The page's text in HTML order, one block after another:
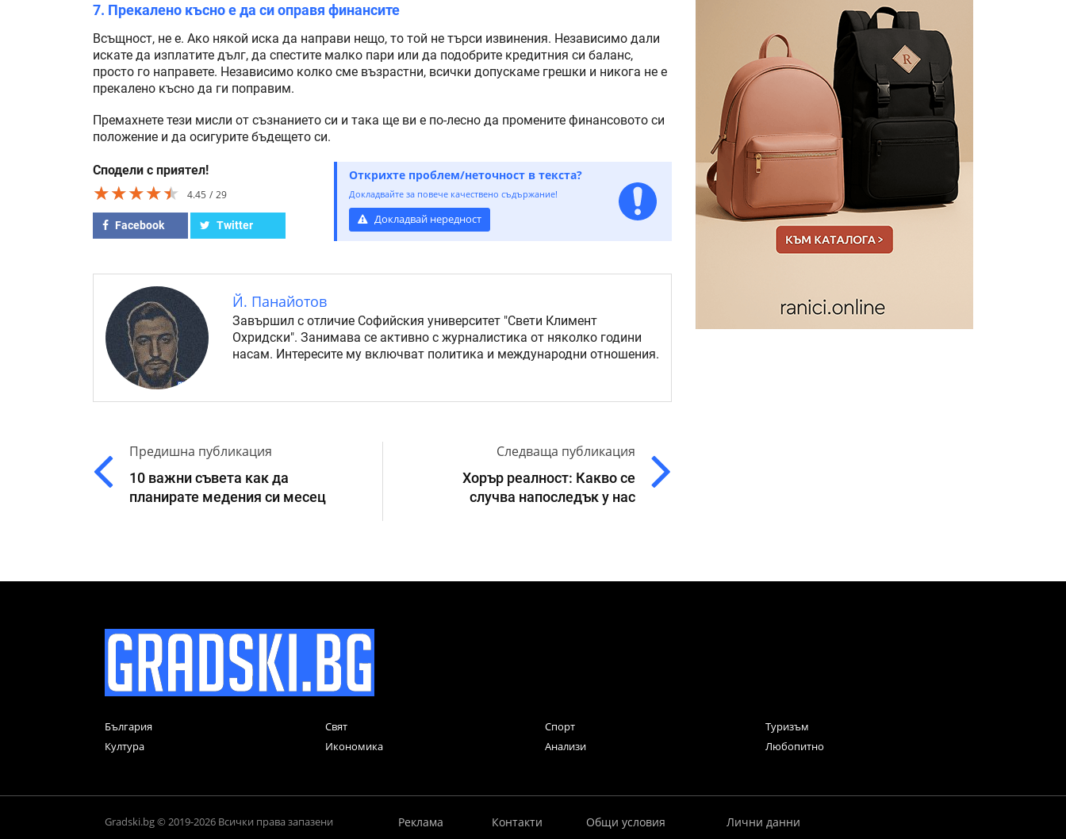
7. Прекалено късно е да си оправя финансите
Всъщност, не е. Ако някой иска да направи нещо, то той не търси извинения. Независимо дали
искате да изплатите дълг, да спестите малко пари или да подобрите кредитния си баланс,
просто го направете. Независимо колко сме възрастни, всички допускаме грешки и никога не е
прекалено късно да ги поправим.
Премахнете тези мисли от съзнанието си и така ще ви е по-лесно да промените финансовото си
положение и да осигурите бъдещето си.
Сподели с приятел!
★★★★★
★★★★★
★★★★★ 4.45 29
Facebook Twitter
Открихте проблем/неточност в текста?
Докладвайте за повече качествено съдържание!
Докладвай нередност
Й. Панайотов
Завършил с отличие Софийския университет "Свети Климент
Охридски". Занимава се активно с журналистика от няколко години
насам. Интересите му включват политика и международни отношения.
Предишна публикация
10 важни съвета как да
планирате медения си месец
Следваща публикация
Хорър реалност: Какво се
случва напоследък у нас
България Свят Спорт
Туризъм
Култура
Икономика Анализи Любопитно
Gradski.bg © 2019-2026 Всички права запазени Реклама Контакти Общи условия Лични данни